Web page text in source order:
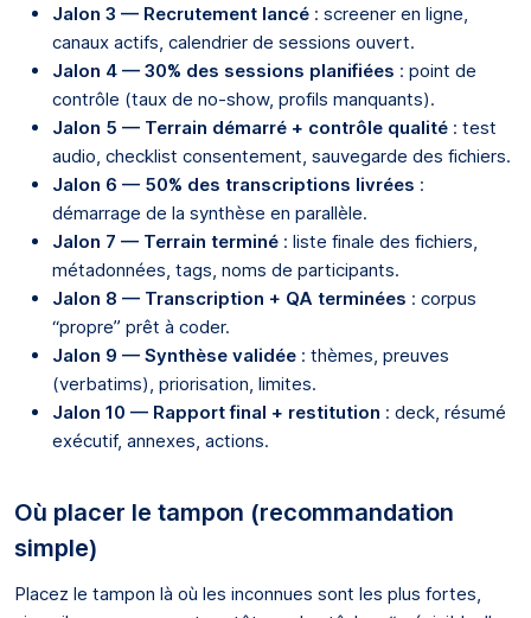
Jalon 3 — Recrutement lancé : screener en ligne,
canaux actifs, calendrier de sessions ouvert.
Jalon 4 — 30% des sessions planifiées : point de
contrôle (taux de no-show, profils manquants).
Jalon 5 — Terrain démarré + contrôle qualité : test
audio, checklist consentement, sauvegarde des fichiers.
Jalon 6 — 50% des transcriptions livrées :
démarrage de la synthèse en parallèle.
Jalon 7 — Terrain terminé : liste finale des fichiers,
métadonnées, tags, noms de participants.
Jalon 8 — Transcription + QA terminées : corpus
“propre” prêt à coder.
Jalon 9 — Synthèse validée : thèmes, preuves
(verbatims), priorisation, limites.
Jalon 10 — Rapport final + restitution : deck, résumé
exécutif, annexes, actions.
Où placer le tampon (recommandation
simple)
Placez le tampon là où les inconnues sont les plus fortes,